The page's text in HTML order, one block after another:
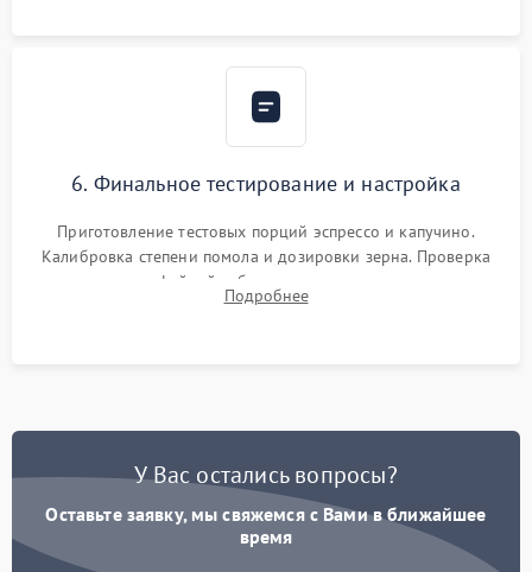
6. Финальное тестирование и настройка
Приготовление тестовых порций эспрессо и капучино.
Калибровка степени помола и дозировки зерна. Проверка
плотности кофейной таблетки, температуры напитка и
качества молочной пены. Контроль отсутствия посторонних
Подробнее
У Вас остались вопросы?
Оставьте заявку, мы свяжемся с Вами в ближайшее
время